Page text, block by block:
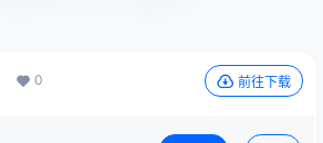
0 前往下载